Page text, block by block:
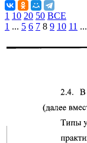
1 10 20 50 ВСЕ
1 ... 5 6 7 8 9 10 11 ...